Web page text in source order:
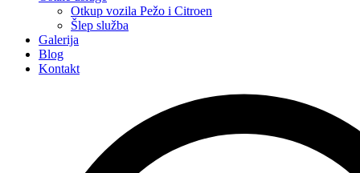
Otkup vozila Pežo i Citroen
Šlep služba
Galerija
Blog
Kontakt